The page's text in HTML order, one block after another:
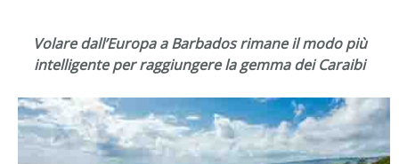
Volare dall’Europa a Barbados rimane il modo più
intelligente per raggiungere la gemma dei Caraibi